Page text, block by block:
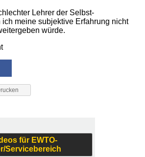
Lehrer der Selbst-
meine subjektive Erfahrung nicht
würde.
für EWTO-
Servicebereich